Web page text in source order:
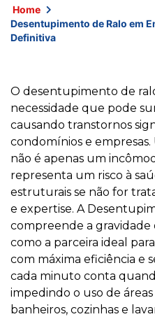
Home
Desentupimento de Ralo em
Definitiva
O desentupimento de
necessidade que pode
causando transtornos
condomínios e
não é apenas um
representa um risco à
estruturais se não for
e expertise. A
compreende a gravidade
como a parceira ideal
com máxima eficiência e
cada minuto conta
impedindo o uso de áreas
banheiros, cozinhas e